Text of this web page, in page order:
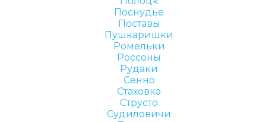
Поснудье
Поставы
Пушкаришки
Ромельки
Россоны
Рудаки
Сенно
Стаховка
Струсто
Судиловичи